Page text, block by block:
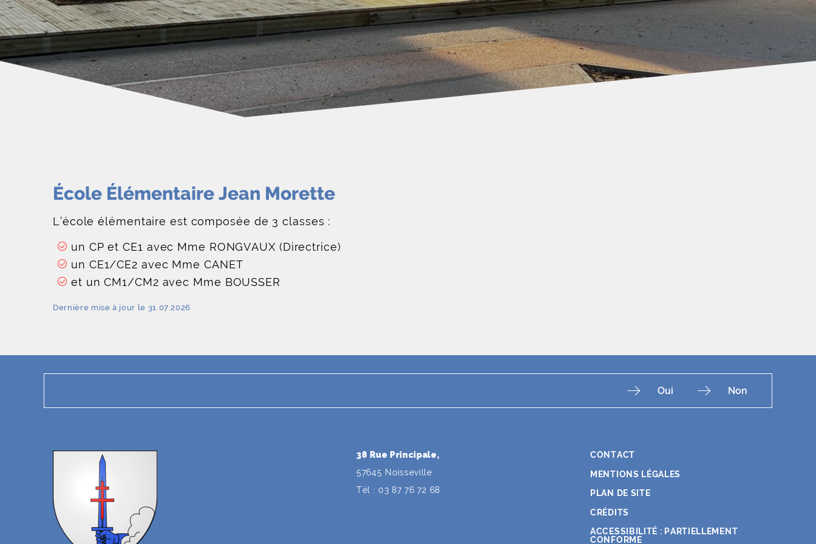
École Élémentaire Jean Morette
L’école élémentaire est composée de 3 classes :
un CP et CE1 avec Mme RONGVAUX (Directrice)
un CE1/CE2 avec Mme CANET
et un CM1/CM2 avec Mme BOUSSER
Dernière mise à jour le 31.07.2026
Non
Oui
38 Rue Principale,
57645 Noisseville
Tél : 03 87 76 72 68
CONTACT
MENTIONS LÉGALES
PLAN DE SITE
CRÉDITS
ACCESSIBILITÉ : PARTIELLEMENT
CONFORME